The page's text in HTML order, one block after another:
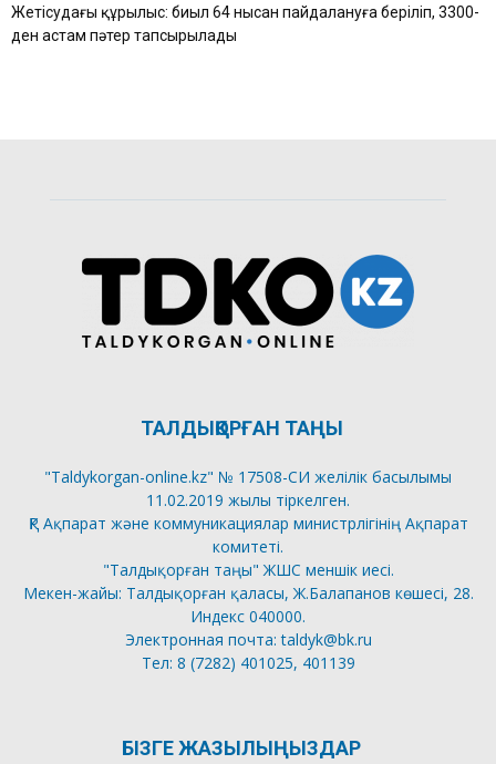
Жетісудағы құрылыс: биыл 64 нысан пайдалануға беріліп, 3300-
ден астам пәтер тапсырылады
ТАЛДЫҚОРҒАН ТАҢЫ
"Taldykorgan-online.kz" № 17508-СИ желілік басылымы
11.02.2019 жылы тіркелген.
ҚР Ақпарат және коммуникациялар министрлігінің Ақпарат
комитеті.
"Талдықорған таңы" ЖШС меншік иесі.
Мекен-жайы: Талдықорған қаласы, Ж.Балапанов көшесі, 28.
Индекс 040000.
Электронная почта: taldyk@bk.ru
Тел: 8 (7282) 401025, 401139
БІЗГЕ ЖАЗЫЛЫҢЫЗДАР